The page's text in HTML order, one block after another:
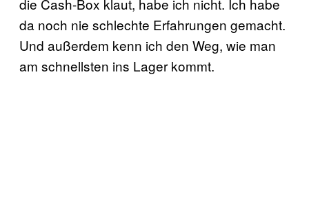
die Cash-Box klaut, habe ich nicht. Ich habe
da noch nie schlechte Erfahrungen gemacht.
Und außerdem kenn ich den Weg, wie man
am schnellsten ins Lager kommt.